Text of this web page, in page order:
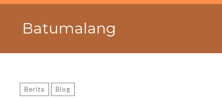
Search
Batumalang
Berita Blog